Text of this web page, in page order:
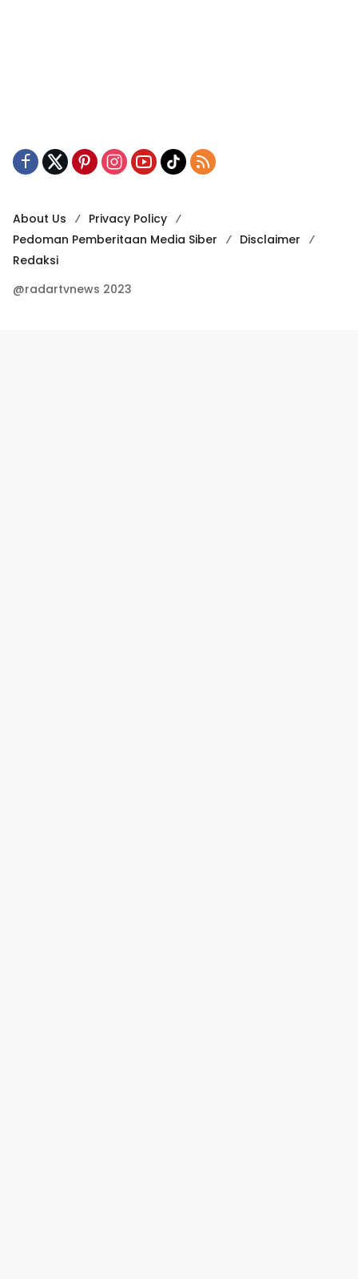
About Us
Privacy Policy
Pedoman Pemberitaan Media Siber
Disclaimer
Redaksi
@radartvnews 2023